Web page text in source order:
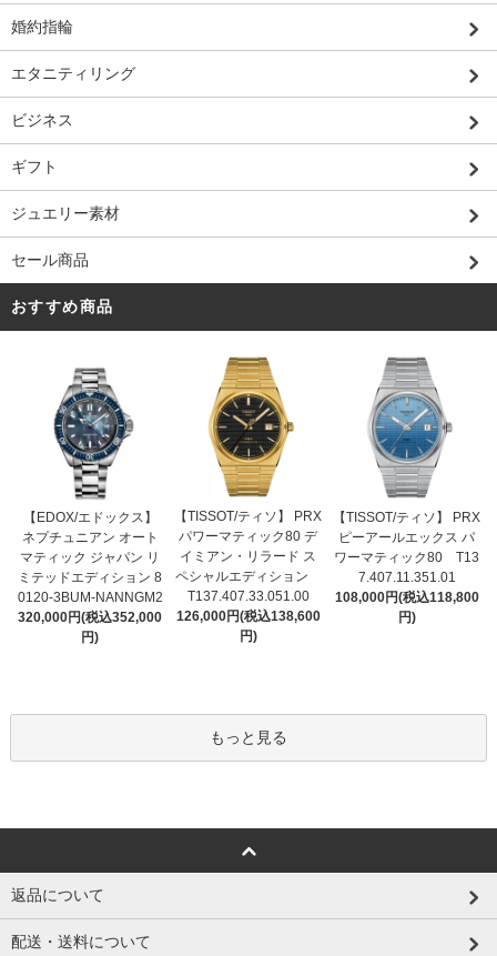
婚約指輪
エタニティリング
ビジネス
ギフト
ジュエリー素材
セール商品
おすすめ商品
【EDOX/エドックス】
ネプチュニアン オート
マティック ジャパン リ
ミテッドエディション 8
0120-3BUM-NANNGM2
320,000円(税込352,000
円)
【TISSOT/ティソ】 PRX
パワーマティック80 デ
イミアン・リラード ス
ペシャルエディション
T137.407.33.051.00
126,000円(税込138,600
円)
【TISSOT/ティソ】 PRX
ピーアールエックス パ
ワーマティック80 T13
7.407.11.351.01
108,000円(税込118,800
円)
もっと見る
返品について
配送・送料について